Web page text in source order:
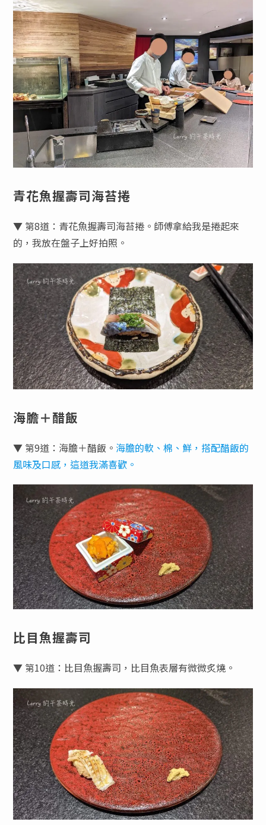
青花魚握壽司海苔捲
▼ 第8道：青花魚握壽司海苔捲。師傅拿給我是捲起來
的，我放在盤子上好拍照。
海膽＋醋飯
▼ 第9道：海膽＋醋飯。 海膽的軟、棉、鮮，搭配醋飯的
風味及口感，這道我滿喜歡。
比目魚握壽司
▼ 第10道：比目魚握壽司，比目魚表層有微微炙燒。